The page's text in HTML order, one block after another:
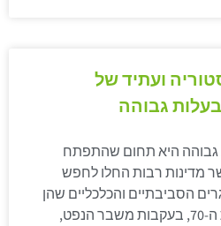
ועתיד של
גבוהה
היא תחום שהתפתח
מדינות רבות החלו לחפש
הסביבתיים והכלכליים שהן
מתמודדות איתם. בשנות ה-70, בעקבות משבר הנפט,